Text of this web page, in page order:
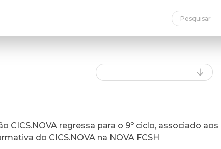
CICS.NOVA regressa para o 9º ciclo, associado aos
do CICS.NOVA na NOVA FCSH